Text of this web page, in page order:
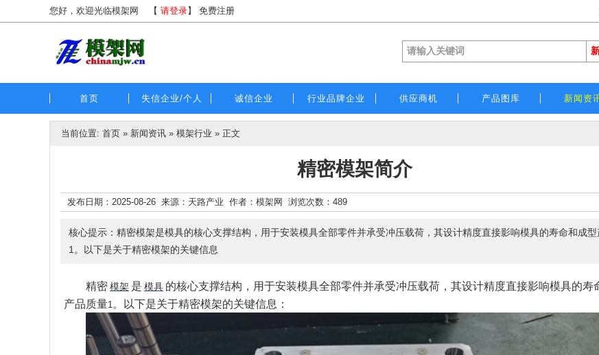
您好，欢迎光临模架网 【 请登录】 免费注册
首页 失信企业/个人 诚信企业 行业品牌企业 供应商机 产品图库 新闻资
当前位置: 首页 » 新闻资讯 » 模架行业 » 正文
精密模架简介
发布日期：2025-08-26 来源：天路产业 作者：模架网 浏览次数： 489
核心提示：精密模架是模具的核心支撑结构，用于安装模具全部零件并承受冲压载荷，其设计精度直接影响模具的寿命和成
1。以下是关于精密模架的关键信息
精密 模架 是 模具 的核心支撑结构，用于安装模具全部零件并承受冲压载荷，其设计精度直接影响模具的寿
产品质量‌1。以下是关于精密模架的关键信息：